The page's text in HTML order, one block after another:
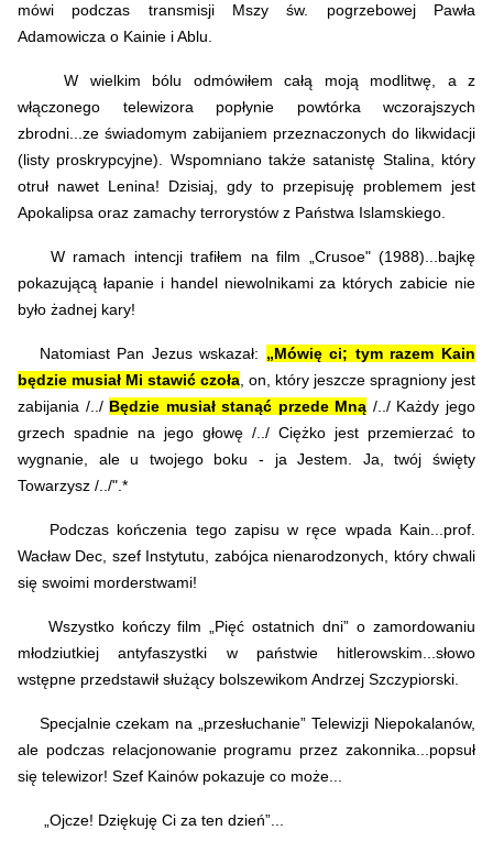
mówi podczas transmisji Mszy św. pogrzebowej Pawła
Adamowicza o Kainie i Ablu.
W wielkim bólu odmówiłem całą moją modlitwę, a z
włączonego telewizora popłynie powtórka wczorajszych
zbrodni...ze świadomym zabijaniem przeznaczonych do likwidacji
(listy proskrypcyjne). Wspomniano także satanistę Stalina, który
otruł nawet Lenina! Dzisiaj, gdy to przepisuję problemem jest
Apokalipsa oraz zamachy terrorystów z Państwa Islamskiego.
W ramach intencji trafiłem na film „Crusoe" (1988)...bajkę
pokazującą łapanie i handel niewolnikami za których zabicie nie
było żadnej kary!
Natomiast Pan Jezus wskazał: „Mówię ci; tym razem Kain
będzie musiał Mi stawić czoła , on, który jeszcze spragniony jest
zabijania /../ Będzie musiał stanąć przede Mną /../ Każdy jego
grzech spadnie na jego głowę /../ Ciężko jest przemierzać to
wygnanie, ale u twojego boku - ja Jestem. Ja, twój święty
Towarzysz /../".*
Podczas kończenia tego zapisu w ręce wpada Kain...prof.
Wacław Dec, szef Instytutu, zabójca nienarodzonych, który chwali
się swoimi morderstwami!
Wszystko kończy film „Pięć ostatnich dni” o zamordowaniu
młodziutkiej antyfaszystki w państwie hitlerowskim...słowo
wstępne przedstawił służący bolszewikom Andrzej Szczypiorski.
Specjalnie czekam na „przesłuchanie” Telewizji Niepokalanów,
ale podczas relacjonowanie programu przez zakonnika...popsuł
się telewizor! Szef Kainów pokazuje co może...
„Ojcze! Dziękuję Ci za ten dzień”...